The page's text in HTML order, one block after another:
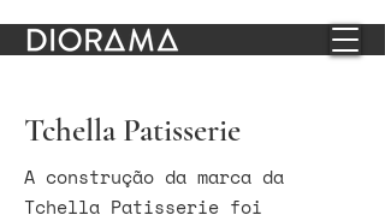
Tchella Patisserie
A construção da marca da
Tchella Patisserie foi